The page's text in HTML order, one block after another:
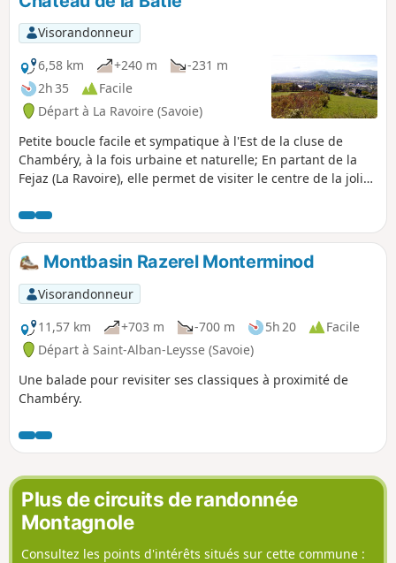
Visorandonneur
6,58 km
+240 m
-231 m
2h 35
Facile
Départ à La Ravoire (Savoie)
Petite boucle facile et sympatique à l'Est de la cluse de
Chambéry, à la fois urbaine et naturelle; En partant de la
Fejaz (La Ravoire), elle permet de visiter le centre de la jolie
des Bauges par les Chavonnes et le Château de la Bâtie
jusqu'à atteindre les hauteurs surplombant le bout du
monde (Saint-Alban-Leysse) et la rivière de la Leysse.
Montbasin Razerel Monterminod
Visorandonneur
11,57 km
+703 m -700 m 5h 20
Facile
Départ à Saint-Alban-Leysse (Savoie)
Une balade pour revisiter ses classiques à proximité de
Chambéry.
Plus de circuits de randonnée
Montagnole
Consultez les points d'intérêts situés sur cette commune :